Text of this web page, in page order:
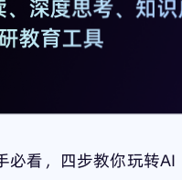
必看，四步教你玩转AI